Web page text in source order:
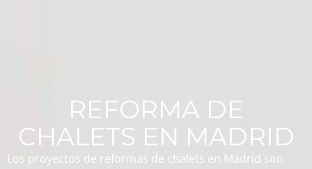
REFORMA DE
CHALETS EN MADRID
Los proyectos de reformas de chalets en Madrid son